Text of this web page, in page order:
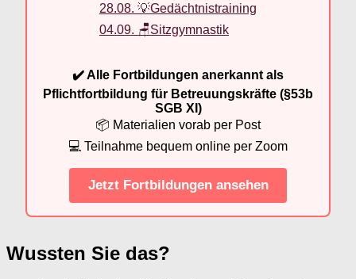
28.08. 💡Gedächtnistraining
04.09. 🪑Sitzgymnastik
✔️ Alle Fortbildungen anerkannt als
Pflichtfortbildung für Betreuungskräfte (§53b
SGB XI)
📦 Materialien vorab per Post
💻 Teilnahme bequem online per Zoom
Jetzt Fortbildungen ansehen
Wussten Sie das?